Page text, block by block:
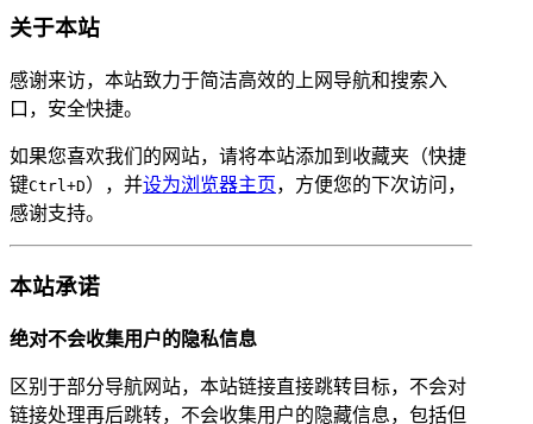
关于本站
感谢来访，本站致力于简洁高效的上网导航和搜索入
口，安全快捷。
如果您喜欢我们的网站，请将本站添加到收藏夹（快捷
键Ctrl+D），并设为浏览器主页，方便您的下次访问，
感谢支持。
本站承诺
绝对不会收集用户的隐私信息
区别于部分导航网站，本站链接直接跳转目标，不会对
链接处理再后跳转，不会收集用户的隐藏信息，包括但